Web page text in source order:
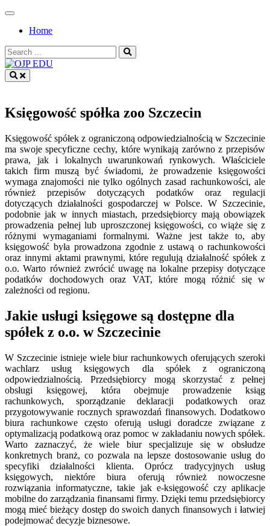
Skip
contentHome
Search
for:
Księgowość spółka zoo Szczecin
Księgowość spółek z ograniczoną odpowiedzialnością w Szczecinie
ma swoje specyficzne cechy, które wynikają zarówno z przepisów
prawa, jak i lokalnych uwarunkowań rynkowych. Właściciele
takich firm muszą być świadomi, że prowadzenie księgowości
wymaga znajomości nie tylko ogólnych zasad rachunkowości, ale
również przepisów dotyczących podatków oraz regulacji
dotyczących działalności gospodarczej w Polsce. W Szczecinie,
podobnie jak w innych miastach, przedsiębiorcy mają obowiązek
prowadzenia pełnej lub uproszczonej księgowości, co wiąże się z
różnymi wymaganiami formalnymi. Ważne jest także to, aby
księgowość była prowadzona zgodnie z ustawą o rachunkowości
oraz innymi aktami prawnymi, które regulują działalność spółek z
o.o. Warto również zwrócić uwagę na lokalne przepisy dotyczące
podatków dochodowych oraz VAT, które mogą różnić się w
zależności od regionu.
Jakie usługi księgowe są dostępne dla
spółek z o.o. w Szczecinie
W Szczecinie istnieje wiele biur rachunkowych oferujących szeroki
wachlarz usług księgowych dla spółek z ograniczoną
odpowiedzialnością. Przedsiębiorcy mogą skorzystać z pełnej
obsługi księgowej, która obejmuje prowadzenie ksiąg
rachunkowych, sporządzanie deklaracji podatkowych oraz
przygotowywanie rocznych sprawozdań finansowych. Dodatkowo
biura rachunkowe często oferują usługi doradcze związane z
optymalizacją podatkową oraz pomoc w zakładaniu nowych spółek.
Warto zaznaczyć, że wiele biur specjalizuje się w obsłudze
konkretnych branż, co pozwala na lepsze dostosowanie usług do
specyfiki działalności klienta. Oprócz tradycyjnych usług
księgowych, niektóre biura oferują również nowoczesne
rozwiązania informatyczne, takie jak e-księgowość czy aplikacje
mobilne do zarządzania finansami firmy. Dzięki temu przedsiębiorcy
mogą mieć bieżący dostęp do swoich danych finansowych i łatwiej
podejmować decyzje biznesowe.